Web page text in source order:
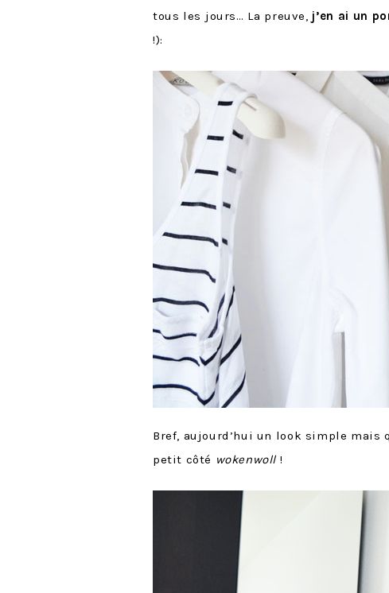
tous les jours… La preuve, j’en ai un
!):
Bref, aujourd’hui un look simple
petit côté wokenwoll !